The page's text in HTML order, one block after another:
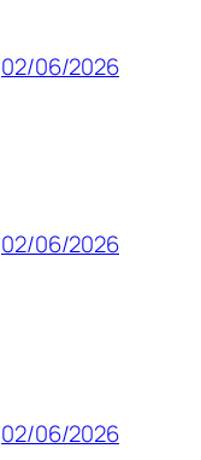
02/06/2026
02/06/2026
02/06/2026